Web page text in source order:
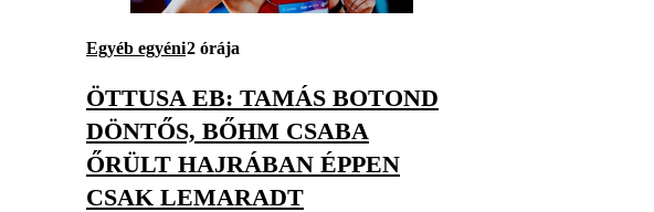
Egyéb egyéni2 órája
ÖTTUSA EB: TAMÁS BOTOND
DÖNTŐS, BŐHM CSABA
ŐRÜLT HAJRÁBAN ÉPPEN
CSAK LEMARADT